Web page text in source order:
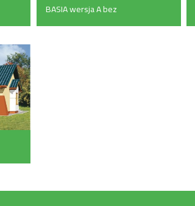
BASIA wersja A bez
garażu (162 m²)